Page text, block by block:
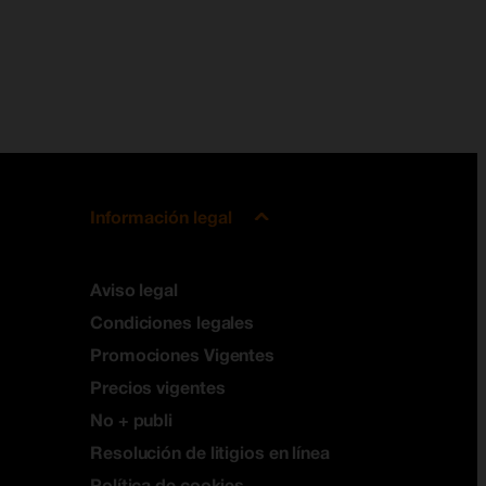
Información legal
Aviso legal
Condiciones legales
Promociones Vigentes
Precios vigentes
No + publi
Resolución de litigios en línea